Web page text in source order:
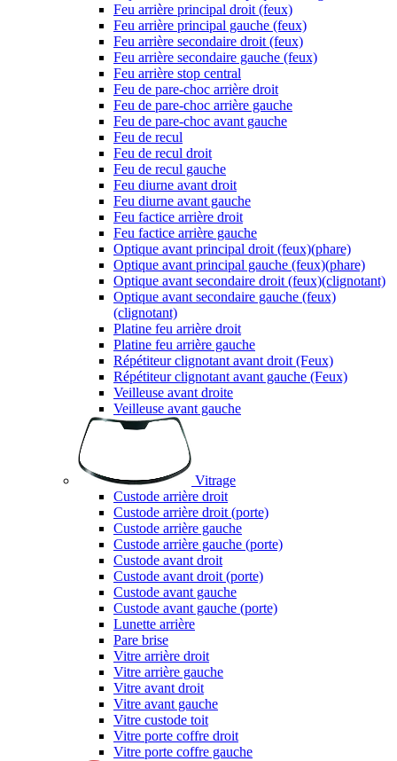
Feu arrière principal droit (feux)
Feu arrière principal gauche (feux)
Feu arrière secondaire droit (feux)
Feu arrière secondaire gauche (feux)
Feu arrière stop central
Feu de pare-choc arrière droit
Feu de pare-choc arrière gauche
Feu de pare-choc avant gauche
Feu de recul
Feu de recul droit
Feu de recul gauche
Feu diurne avant droit
Feu diurne avant gauche
Feu factice arrière droit
Feu factice arrière gauche
Optique avant principal droit (feux)(phare)
Optique avant principal gauche (feux)(phare)
Optique avant secondaire droit (feux)(clignotant)
Optique avant secondaire gauche (feux)
(clignotant)
Platine feu arrière droit
Platine feu arrière gauche
Répétiteur clignotant avant droit (Feux)
Répétiteur clignotant avant gauche (Feux)
Veilleuse avant droite
Veilleuse avant gauche
Vitrage
Custode arrière droit
Custode arrière droit (porte)
Custode arrière gauche
Custode arrière gauche (porte)
Custode avant droit
Custode avant droit (porte)
Custode avant gauche
Custode avant gauche (porte)
Lunette arrière
Pare brise
Vitre arrière droit
Vitre arrière gauche
Vitre avant droit
Vitre avant gauche
Vitre custode toit
Vitre porte coffre droit
Vitre porte coffre gauche